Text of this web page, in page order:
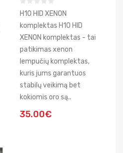
H10 HID XENON
komplektas H10 HID
XENON komplektas - tai
patikimas xenon
lempučių komplektas,
kuris jums garantuos
stabilų veikimą bet
kokiomis oro są..
35.00€